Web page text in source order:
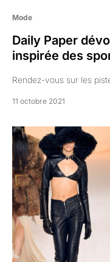
Mode
Daily Paper
inspirée des
Rendez-vous sur les
11 octobre 2021